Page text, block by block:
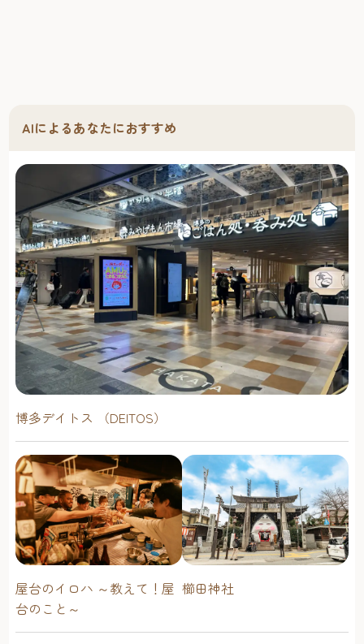
AIによるあなたにおすすめ
博多デイトス （DEITOS）
屋台のイロハ ～教えて！屋
台のこと～
櫛田神社